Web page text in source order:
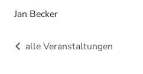
Jan Becker
alle Veranstaltungen